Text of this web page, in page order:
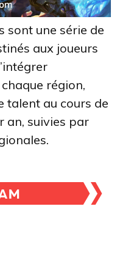
sont une série de
aux joueurs
région,
talent au cours de
an, suivies par